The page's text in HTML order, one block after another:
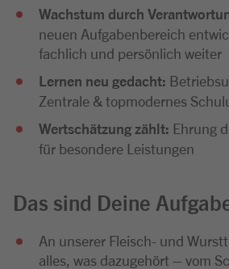
Wachstum durch
neuen Aufgabenbereich
fachlich und persönlich weiter
Lernen neu gedacht:
Zentrale & topmodernes
Wertschätzung zählt: Ehrung
für besondere Leistungen
Das sind Deine
An unserer Fleisch- und
alles, was dazugehört – vom